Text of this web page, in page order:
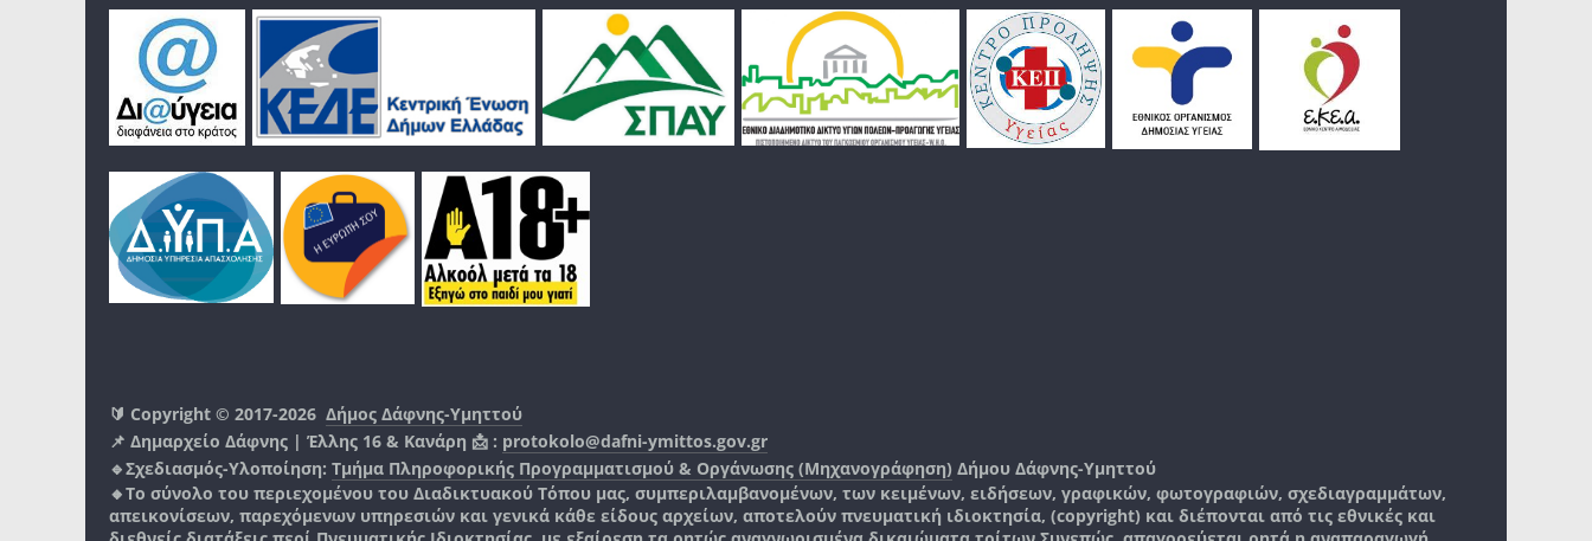
🔰 Copyright © 2017-2026 Δήμος Δάφνης-Υμηττού
📌 Δημαρχείο Δάφνης | Έλλης 16 & Κανάρη 📩 : protokolo@dafni-ymittos.gov.gr
🔹Σχεδιασμός-Υλοποίηση: Τμήμα Πληροφορικής Προγραμματισμού & Οργάνωσης (Μηχανογράφηση) Δήμου Δάφνης-Υμηττού
🔸Το σύνολο του περιεχομένου του Διαδικτυακού Τόπου μας, συμπεριλαμβανομένων, των κειμένων, ειδήσεων, γραφικών, φωτογραφιών, σχεδιαγραμμάτων,
απεικονίσεων, παρεχόμενων υπηρεσιών και γενικά κάθε είδους αρχείων, αποτελούν πνευματική ιδιοκτησία, (copyright) και διέπονται από τις εθνικές και